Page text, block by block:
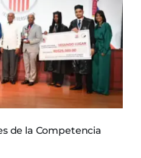
de la Competencia